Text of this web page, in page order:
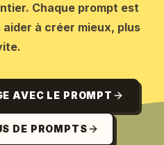
Chaque prompt est
à créer mieux, plus
AVEC LE PROMPT
DE PROMPTS